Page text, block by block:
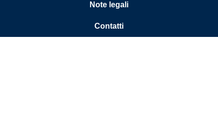
Note legali
Contatti